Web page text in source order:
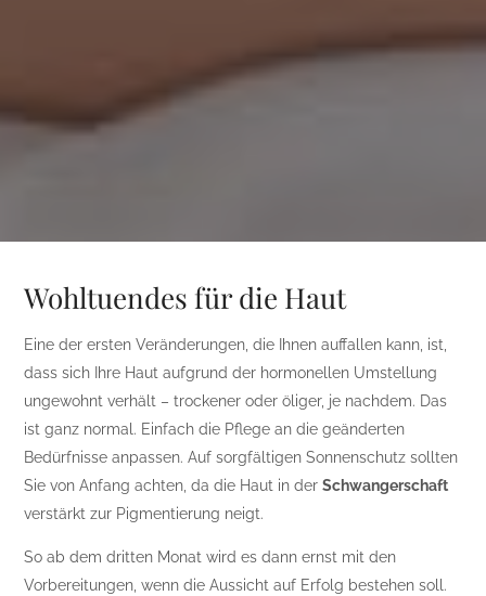
Wohltuendes für die Haut
Eine der ersten Veränderungen, die Ihnen auffallen kann, ist,
dass sich Ihre Haut aufgrund der hormonellen Umstellung
ungewohnt verhält – trockener oder öliger, je nachdem. Das
ist ganz normal. Einfach die Pflege an die geänderten
Bedürfnisse anpassen. Auf sorgfältigen Sonnenschutz sollten
Sie von Anfang achten, da die Haut in derSchwangerschaft
verstärkt zur Pigmentierung neigt.
So ab dem dritten Monat wird es dann ernst mit den
Vorbereitungen, wenn die Aussicht auf Erfolg bestehen soll.